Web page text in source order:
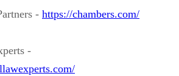
- https://chambers.com/
-